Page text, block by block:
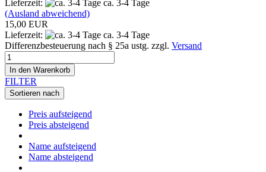
Lieferzeit:
ca. 3-4 Tage
(Ausland abweichend)
15,00 EUR
Lieferzeit:
ca. 3-4 Tage
Differenzbesteuerung nach § 25a ustg. zzgl. Versand
In den Warenkorb
FILTER
Sortieren nach
Preis aufsteigend
Preis absteigend
Name aufsteigend
Name absteigend